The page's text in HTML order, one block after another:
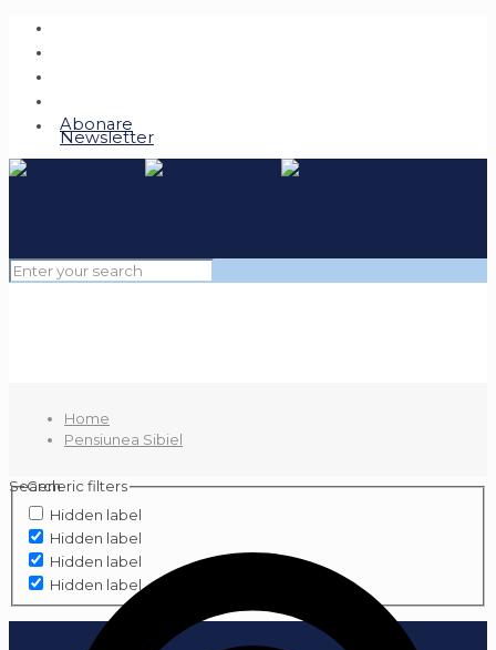
Abonare
Newsletter
Home
Pensiunea Sibiel
Search
Generic filters
Hidden label
Hidden label
Hidden label
Hidden label